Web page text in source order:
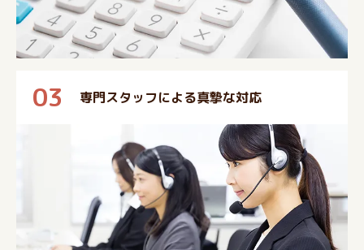
03 専門スタッフによる真摯な対応